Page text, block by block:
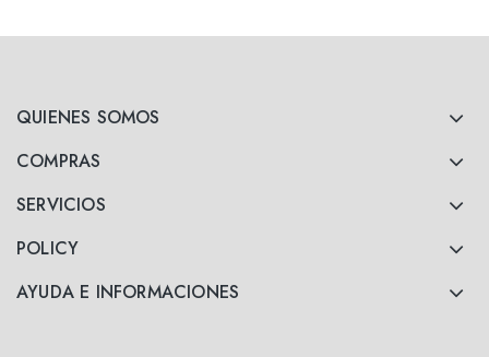
QUIENES SOMOS
COMPRAS
SERVICIOS
POLICY
AYUDA E INFORMACIONES